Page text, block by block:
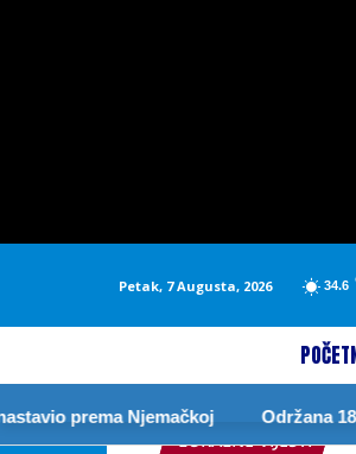
Petak, 7 Augusta, 2026 34.6
prema Njemačkoj Održana 18.
LOKALNE VIJESTI